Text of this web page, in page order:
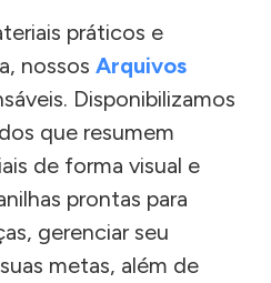
práticos e
nossos Arquivos
Disponibilizamos
que resumem
de forma visual e
prontas para
gerenciar seu
metas, além de